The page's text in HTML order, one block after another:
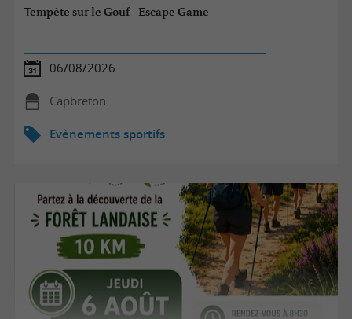
Tempête sur le Gouf - Escape Game
06/08/2026
Capbreton
Evènements sportifs